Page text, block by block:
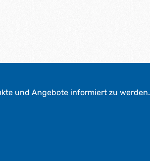
und Angebote informiert zu werden.